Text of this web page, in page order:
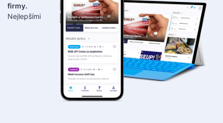
firmy.
Nejlepšími